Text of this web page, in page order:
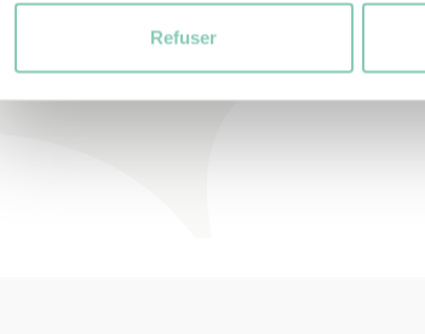
Refuser
vos activités de jardinage et de loisirs,
allers/retours dedans/dehors au quotidien
!